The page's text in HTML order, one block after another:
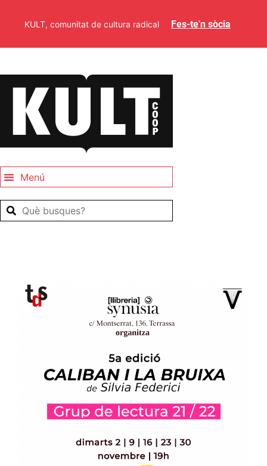
KULT, comunitat de cultura radical Fes-te'n sòcia